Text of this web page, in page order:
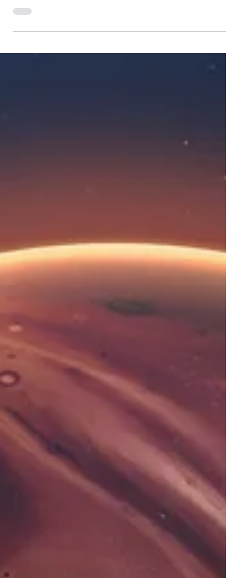
développement personnel et son rôle
l’Éveil